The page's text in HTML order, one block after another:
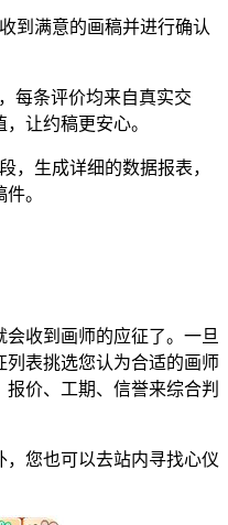
满意的画稿并进行确认
条评价均来自真实交
让约稿更安心。
生成详细的数据报表，
。
收到画师的应征了。一旦
表挑选您认为合适的画师
价、工期、信誉来综合判
您也可以去站内寻找心仪